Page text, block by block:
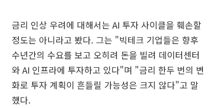
금리 인상 우려에 대해서는 AI 투자 사이클을 훼손할
정도는 아니라고 봤다. 그는 "빅테크 기업들은 향후
수년간의 수요를 보고 오히려 돈을 빌려 데이터센터
와 AI 인프라에 투자하고 있다"며 "금리 한두 번의 변
화로 투자 계획이 흔들릴 가능성은 크지 않다"고 말
했다.